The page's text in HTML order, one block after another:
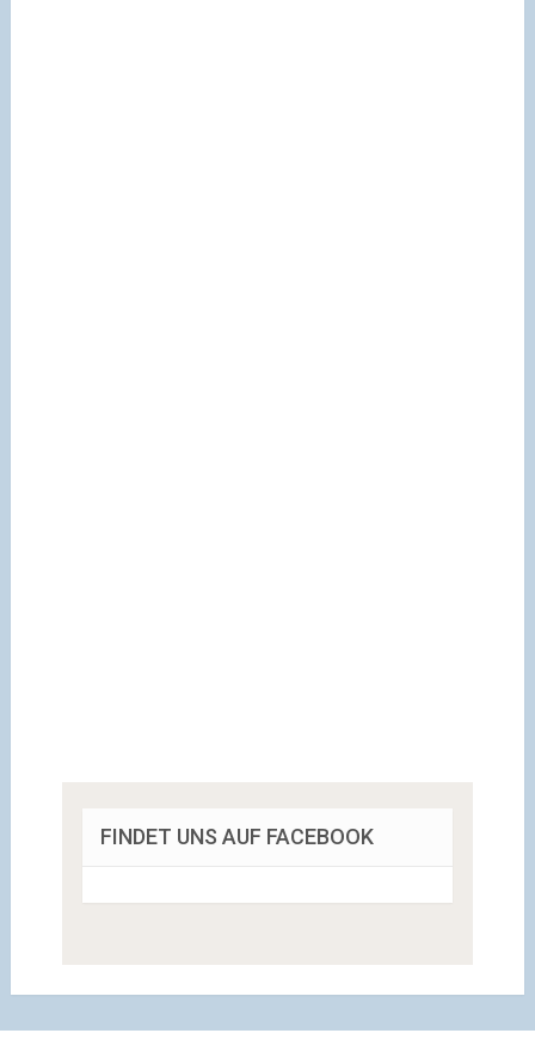
FINDET UNS AUF FACEBOOK